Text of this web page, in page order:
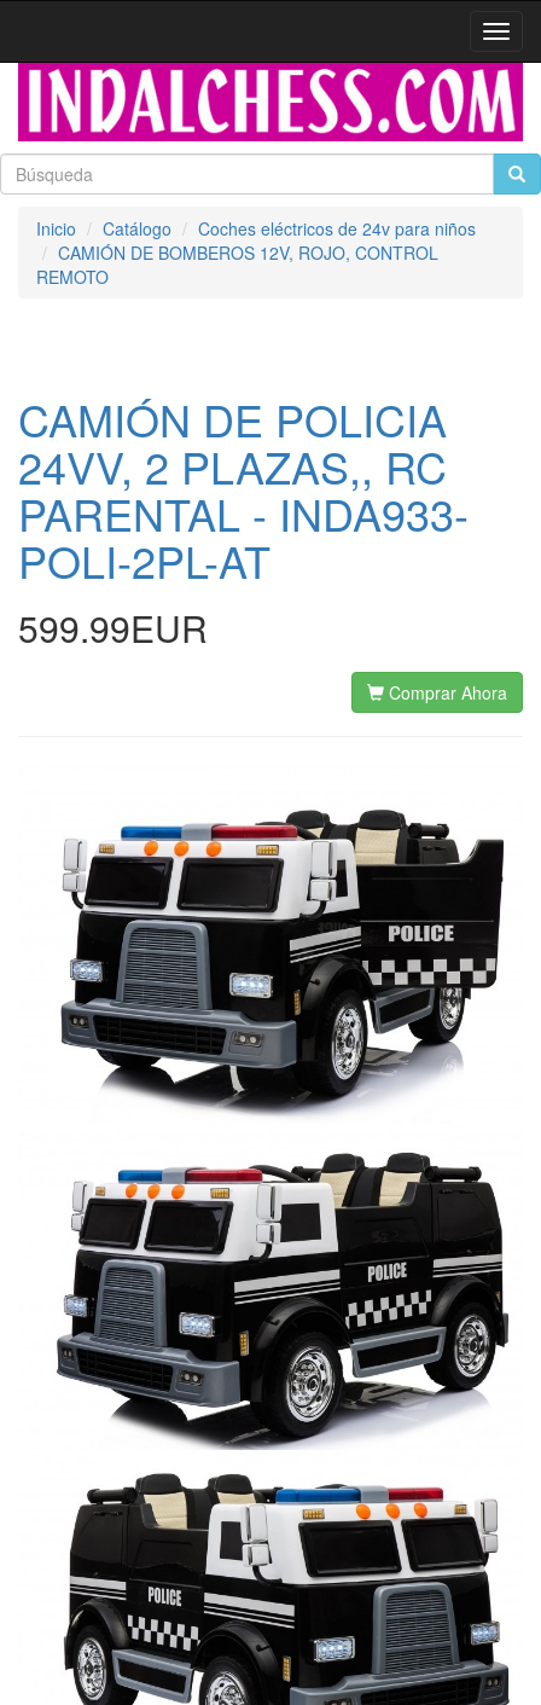
Inicio Catálogo
Coches eléctricos de 24v para niños
CAMIÓN DE BOMBEROS 12V, ROJO, CONTROL
REMOTO
CAMIÓN DE POLICIA
24VV, 2 PLAZAS,, RC
PARENTAL - INDA933-
POLI-2PL-AT
599.99EUR
Comprar Ahora